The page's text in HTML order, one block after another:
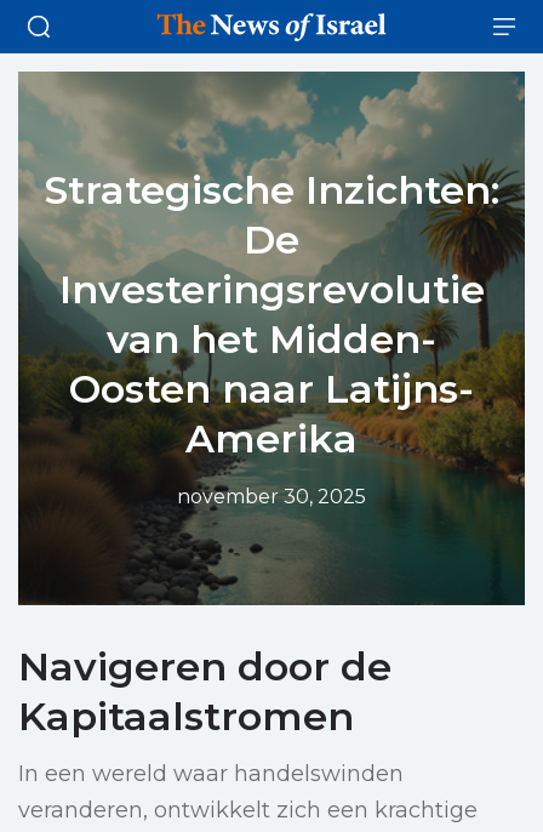
Strategische Inzichten:
De
Investeringsrevolutie
van het Midden-
Oosten naar Latijns-
Amerika
november 30, 2025
Navigeren door de
Kapitaalstromen
In een wereld waar handelswinden
veranderen, ontwikkelt zich een krachtige